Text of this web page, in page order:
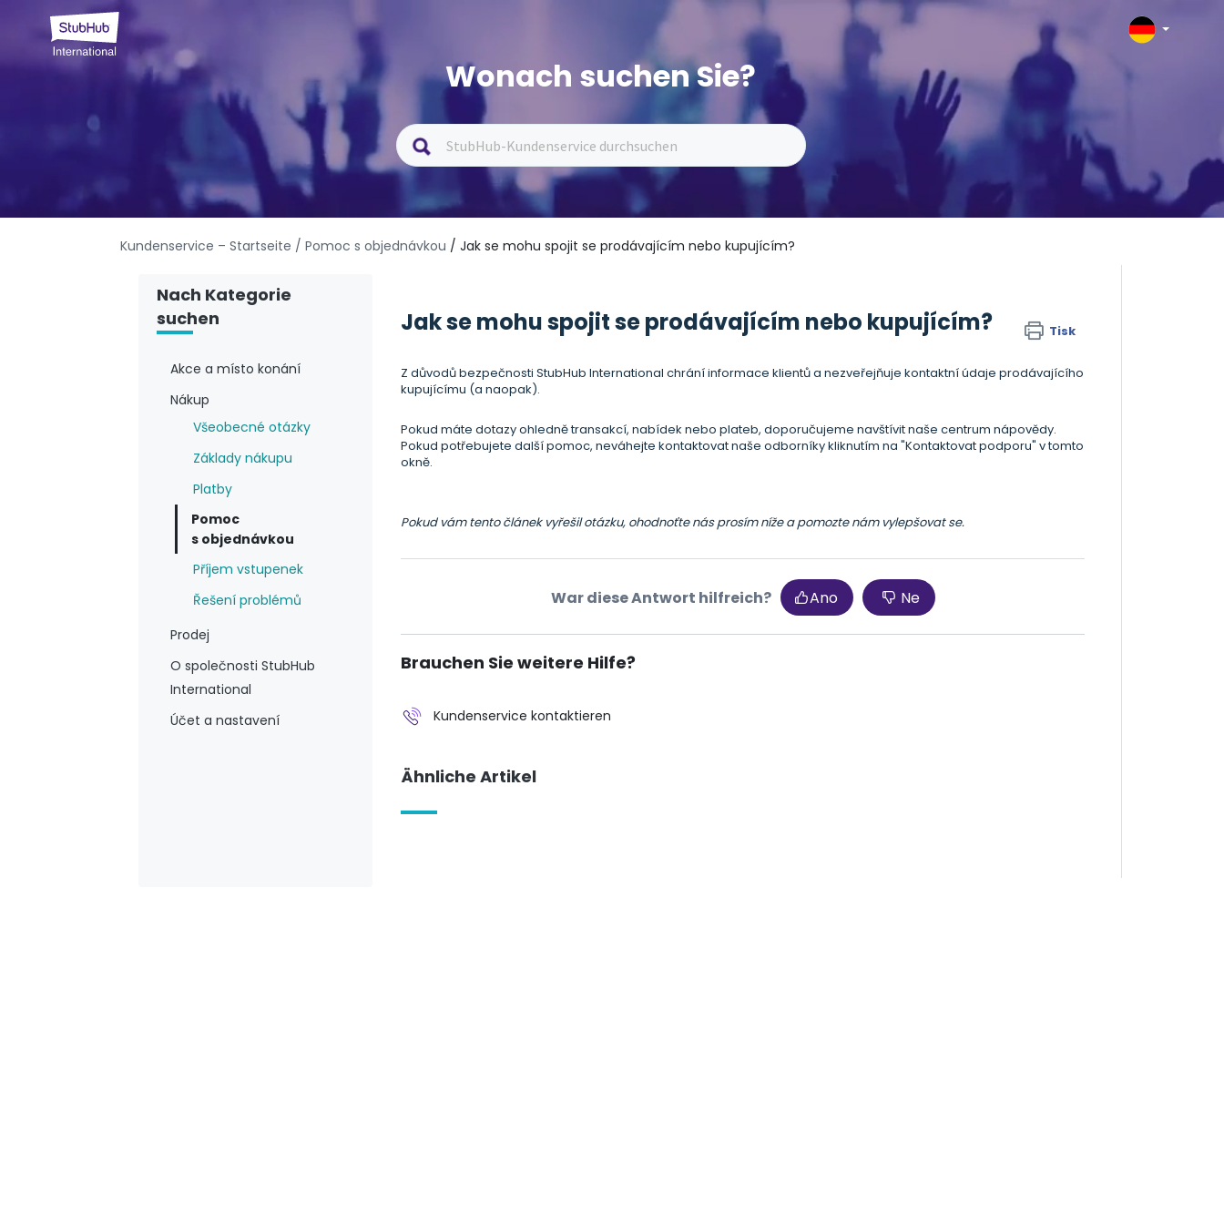
Wonach suchen Sie?
Kundenservice – Startseite / Pomoc s objednávkou / Jak se mohu spojit se prodávajícím nebo kupujícím?
Nach Kategorie
suchen
Akce a místo konání
Nákup
Všeobecné otázky
Základy nákupu
Platby
Pomoc
s objednávkou
Příjem vstupenek
Řešení problémů
Prodej
O společnosti StubHub
International
Účet a nastavení
Jak se mohu spojit se prodávajícím nebo kupujícím? Tisk
Z důvodů bezpečnosti StubHub International chrání informace klientů a nezveřejňuje kontaktní údaje prodávajícího
kupujícímu (a naopak).
Pokud máte dotazy ohledně transakcí, nabídek nebo plateb, doporučujeme navštívit naše centrum nápovědy.
Pokud potřebujete další pomoc, neváhejte kontaktovat naše odborníky kliknutím na "Kontaktovat podporu" v tomto
okně.
Pokud vám tento článek vyřešil otázku, ohodnoťte nás prosím níže a pomozte nám vylepšovat se.
War diese Antwort hilfreich? Ano Ne
Brauchen Sie weitere Hilfe?
Kundenservice kontaktieren
Ähnliche Artikel